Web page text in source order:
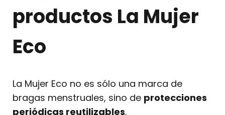
productos La Mujer
Eco
La Mujer Eco no es sólo una marca de
bragas menstruales, sino de protecciones
periódicas reutilizables.